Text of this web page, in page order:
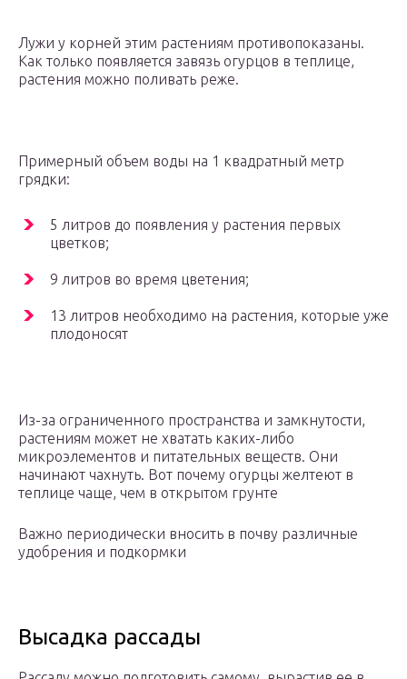
Лужи у корней этим растениям противопоказаны.
Как только появляется завязь огурцов в теплице,
растения можно поливать реже.
Примерный объем воды на 1 квадратный метр
грядки:
5 литров до появления у растения первых
цветков;
9 литров во время цветения;
13 литров необходимо на растения, которые уже
плодоносят
Из-за ограниченного пространства и замкнутости,
растениям может не хватать каких-либо
микроэлементов и питательных веществ. Они
начинают чахнуть. Вот почему огурцы желтеют в
теплице чаще, чем в открытом грунте
Важно периодически вносить в почву различные
удобрения и подкормки
Высадка рассады